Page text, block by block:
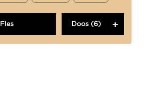
Fles Doos (6)